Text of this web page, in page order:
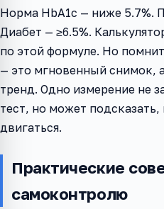
Норма HbA1c — ниже 5.7%.
Диабет — ≥6.5%.
по этой формуле. Но
— это мгновенный снимок,
тренд. Одно измерение не
тест, но может
двигаться.
Практические
самоконтролю